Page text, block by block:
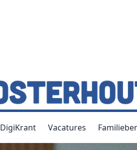
DigiKrant Vacatures